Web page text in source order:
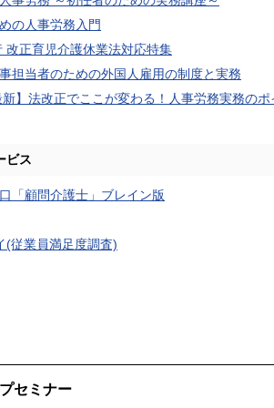
の人事労務入門
改正育児介護休業法対応特集
事担当者のための外国人雇用の制度と実務
新】法改正でここが変わる！人事労務実務のポ
ビス
「顧問介護士」ブレイン版
(従業員満足度調査)
セミナー